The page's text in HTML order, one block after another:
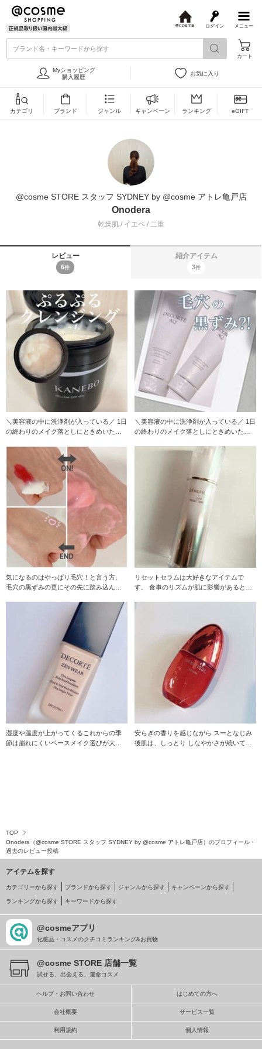
メニュー
ログイン
s
ブランド名・キーワードから探す
カート
Myショッピング
購入履歴
お気に入り
カテゴリ ブランド ジャンル キャンペーン ランキング eGIFT
@cosme STORE スタッフ SYDNEY by @cosme アトレ亀戸店
Onodera
乾燥肌 / イエベ / 二重
レビュー
6件
紹介アイテム
3件
＼美容液の中に洗浄剤が入っている／ 1日
の終わりのメイク落としにときめいた事
＼美容液の中に洗浄剤が入っている／ 1日
の終わりのメイク落としにときめいた事
気になるのはやっぱり毛穴！と言う方、
毛穴の黒ずみの更にその先に踏み込んだ
リセットセラムは大好きなアイテムで
す。 食事のリズムが肌に影響があると知
湿度や温度が上がってくるこれからの季
節は崩れにくいベースメイク選びが大切
安らぎの香りを感じながら スーとなじみ
後肌は、しっとり しなやかさが続いてフ
TOP
Onodera（@cosme STORE スタッフ SYDNEY by @cosme アトレ亀戸店）のプロフィール・
過去のレビュー投稿
アイテムを探す
カテゴリーから探す ブランドから探す ジャンルから探す キャンペーンから探す
ランキングから探す キーワードから探す
@cosmeアプリ
化粧品・コスメのクチコミランキング&お買物
@cosme STORE 店舗一覧
試せる、出会える、運命コスメ
ヘルプ・お問い合わせ はじめての方へ
会社概要 サービス一覧
利用規約 個人情報